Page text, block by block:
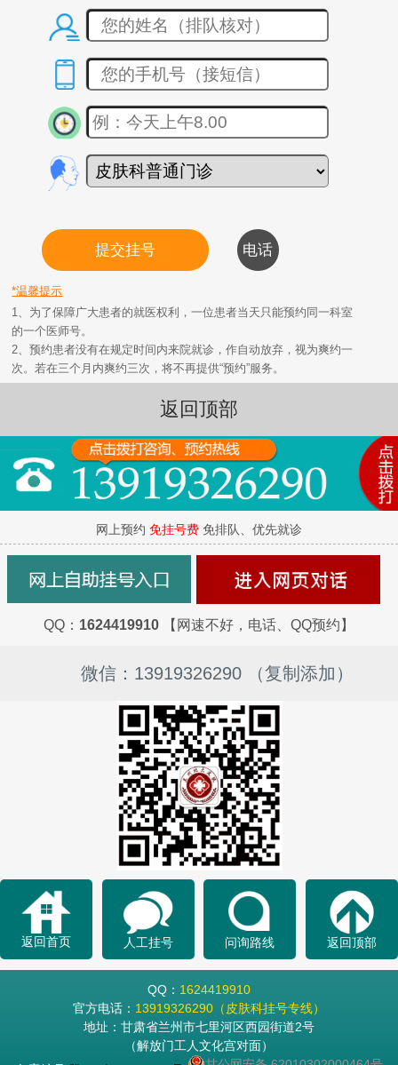
*温馨提示
1、为了保障广大患者的就医权利，一位患者当天只能预约同一科室
的一个医师号。
2、预约患者没有在规定时间内来院就诊，作自动放弃，视为爽约一
次。若在三个月内爽约三次，将不再提供“预约”服务。
返回顶部
网上预约 免挂号费 免排队、优先就诊
QQ： 1624419910 【网速不好，电话、QQ预约】
微信：13919326290 （复制添加）
返回首页 人工挂号 问询路线 返回顶部
QQ： 1624419910
官方电话： 13919326290（皮肤科挂号专线）
地址：甘肃省兰州市七里河区西园街道2号
（解放门工人文化宫对面）